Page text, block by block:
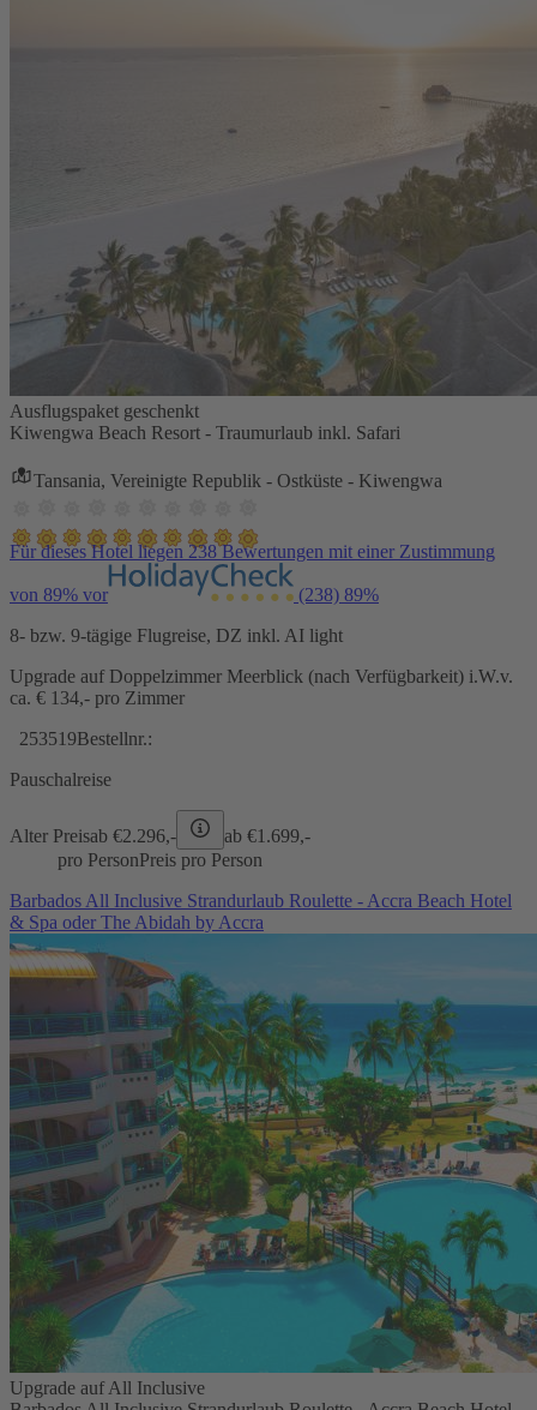
Ausflugspaket geschenkt
Kiwengwa Beach Resort - Traumurlaub inkl. Safari
Tansania, Vereinigte Republik - Ostküste - Kiwengwa
Für dieses Hotel liegen 238 Bewertungen mit einer Zustimmung
von 89% vor (238) 89%
8- bzw. 9-tägige Flugreise, DZ inkl. AI light
Upgrade auf Doppelzimmer Meerblick (nach Verfügbarkeit) i.W.v.
ca. € 134,- pro Zimmer
253519Bestellnr.:
Pauschalreise
Alter Preisab €2.296,- ab €1.699,-
pro PersonPreis pro Person
Barbados All Inclusive Strandurlaub Roulette - Accra Beach Hotel
& Spa oder The Abidah by Accra
Upgrade auf All Inclusive